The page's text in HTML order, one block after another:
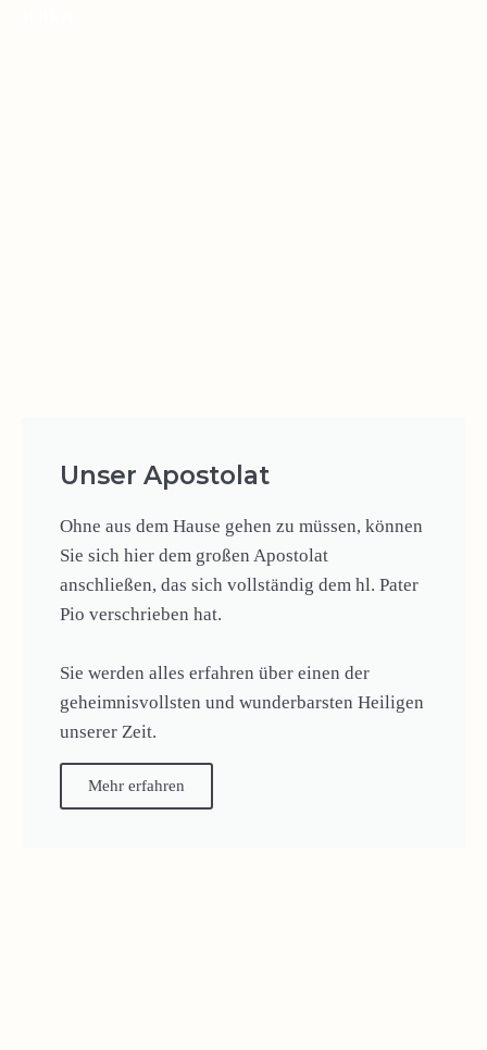
Unser Apostolat
Ohne aus dem Hause gehen zu müssen, können
Sie sich hier dem großen Apostolat
anschließen, das sich vollständig dem hl. Pater
Pio verschrieben hat.
Sie werden alles erfahren über einen der
geheimnisvollsten und wunderbarsten Heiligen
unserer Zeit.
Mehr erfahren